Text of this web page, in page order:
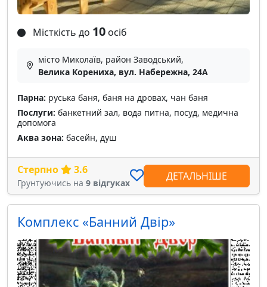
Місткість до 10 осіб
місто Миколаїв, район Заводський,
Велика Корениха, вул. Набережна, 24А
Парна: руська баня, баня на дровах, чан баня
Послуги: банкетний зал, вода питна, посуд, медична
допомога
Аква зона: басейн, душ
Стерпно 3.6
Грунтуючись на 9 відгуках
ДЕТАЛЬНІШЕ
Комплекс «Банний Двір»